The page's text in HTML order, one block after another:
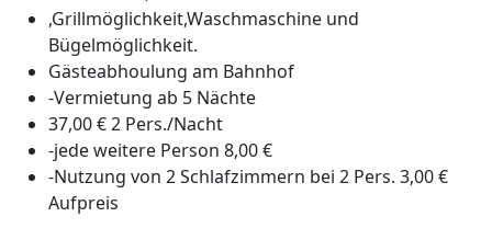
,Grillmöglichkeit,Waschmaschine und
Bügelmöglichkeit.
Gästeabhoulung am Bahnhof
-Vermietung ab 5 Nächte
37,00 € 2 Pers./Nacht
-jede weitere Person 8,00 €
-Nutzung von 2 Schlafzimmern bei 2 Pers. 3,00 €
Aufpreis